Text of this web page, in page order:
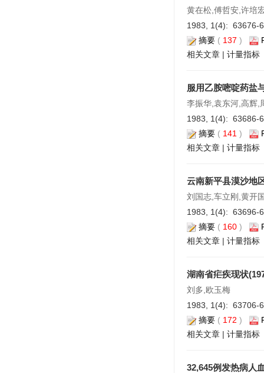
黄在松,傅哲安,许培
1983, 1(4): 63676-
摘要 ( 137 )
相关文章 | 计量指标
服用乙胺嘧啶药盐
李振华,袁东河,高辉,
1983, 1(4): 63686-
摘要 ( 141 )
相关文章 | 计量指标
云南新平县漠沙地
刘国志,车立刚,黄开
1983, 1(4): 63696-
摘要 ( 160 )
相关文章 | 计量指标
湖南省疟疾现状
刘多,欧玉梅
1983, 1(4): 63706-
摘要 ( 172 )
相关文章 | 计量指标
32,645例发热病人